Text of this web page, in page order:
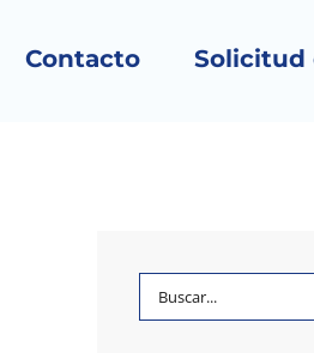
Contacto Solicitud
Buscar: